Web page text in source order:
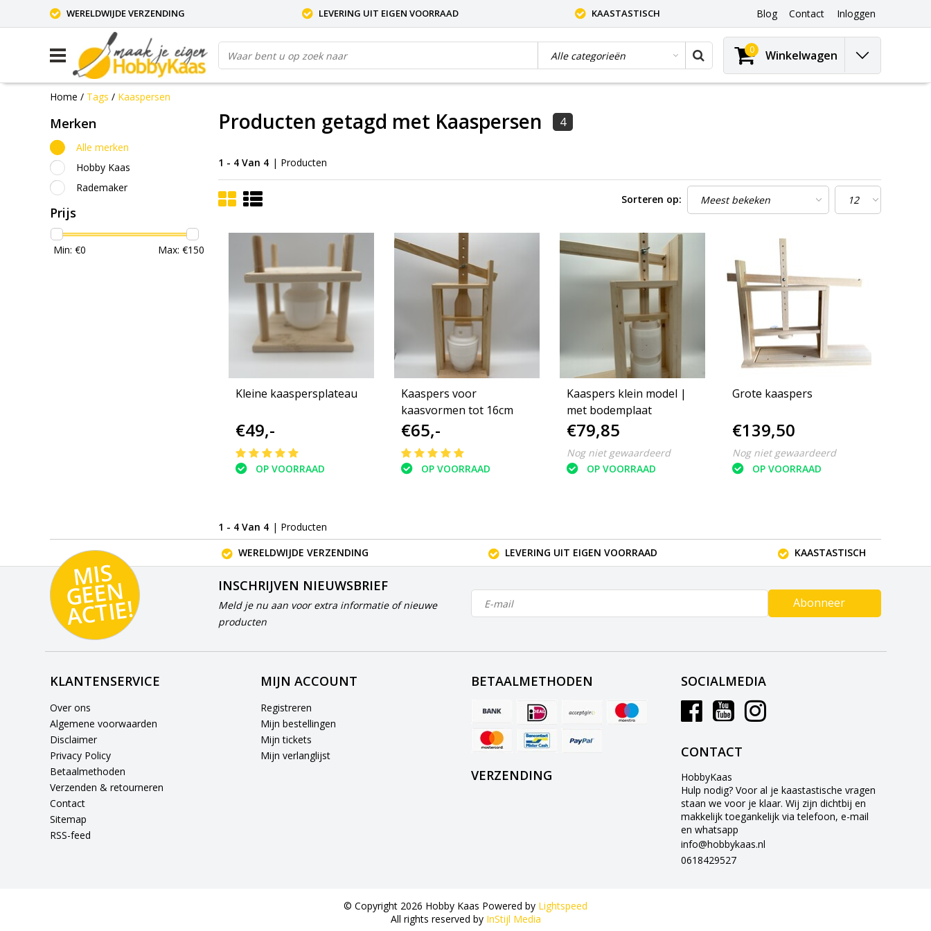
WERELDWIJDE VERZENDING LEVERING UIT EIGEN VOORRAAD KAASTASTISCH Blog Contact Inloggen
0 Winkelwagen
Home / Tags / Kaaspersen
Merken
Alle merken
Hobby Kaas
Rademaker
Prijs
Min: €0 Max: €150
Producten getagd met Kaaspersen 4
1 - 4 Van 4 | Producten
Sorteren op:
Kleine kaaspersplateau
€49,-
OP VOORRAAD
Kaaspers voor
kaasvormen tot 16cm
€65,-
OP VOORRAAD
Kaaspers klein model |
met bodemplaat
€79,85
Nog niet gewaardeerd
OP VOORRAAD
Grote kaaspers
€139,50
Nog niet gewaardeerd
OP VOORRAAD
1 - 4 Van 4 | Producten
WERELDWIJDE VERZENDING
LEVERING UIT EIGEN VOORRAAD KAASTASTISCH
MI
S
G
E
E
N
A
C
TI
E!
INSCHRIJVEN NIEUWSBRIEF
Meld je nu aan voor extra informatie of nieuwe
producten
Abonneer
KLANTENSERVICE
Over ons
Algemene voorwaarden
Disclaimer
Privacy Policy
Betaalmethoden
Verzenden & retourneren
Contact
Sitemap
RSS-feed
MIJN ACCOUNT
Registreren
Mijn bestellingen
Mijn tickets
Mijn verlanglijst
BETAALMETHODEN
VERZENDING
SOCIALMEDIA
CONTACT
HobbyKaas
Hulp nodig? Voor al je kaastastische vragen
staan we voor je klaar. Wij zijn dichtbij en
makkelijk toegankelijk via telefoon, e-mail
en whatsapp
info@hobbykaas.nl
0618429527
© Copyright 2026 Hobby Kaas Powered by Lightspeed
All rights reserved by InStijl Media